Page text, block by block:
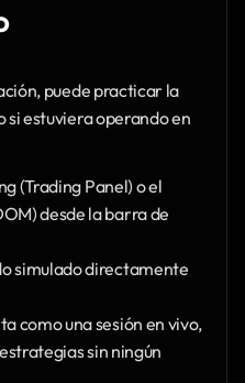
puede practicar la
si estuviera operando en
(Trading Panel) o el
desde la barra de
simulado directamente
como una sesión en vivo,
sin ningún